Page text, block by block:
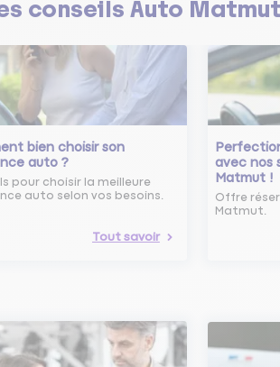
conseils Auto Matmut
bien choisir son
auto ?
pour choisir la meilleure
auto selon vos besoins.
Tout savoir
avec nos
Matmut !
Offre
Matmut.